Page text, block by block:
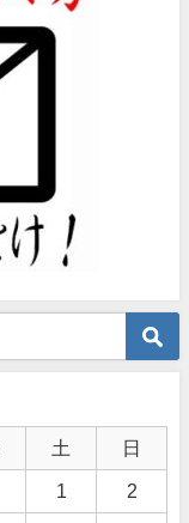
土 日
1 2